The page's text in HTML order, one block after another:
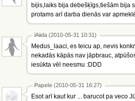
bijis,laiks bija debešķīgs,tiešām bija
protams arī darba dienās var
lAiida (2010-05-31 10:31)
Medus_laaci, es teicu ap, nevis
nekadās kāpās nav jāpbrauc,
iesūkta vēl neesmu :DDD
Papele (2010-05-31 16:27)
Esot arī kaut kur ... barucot pa veco